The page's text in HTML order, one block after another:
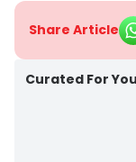
Share Article
Curated For You